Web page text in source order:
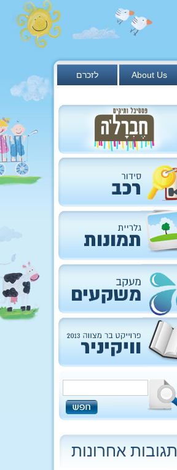
לזכרם About Us
תגובות אחרונות